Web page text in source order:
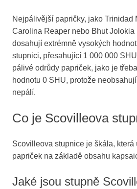
Nejpálivější papričky, jako Trinidad
Carolina Reaper nebo Bhut Jolokia
dosahují extrémně vysokých
stupnici, přesahující 1 000 000
pálivé odrůdy papriček, jako je
hodnotu 0 SHU, protože
nepálí.
Co je Scovilleova
Scovilleova stupnice je škála, která
papriček na základě obsahu
Jaké jsou stupně